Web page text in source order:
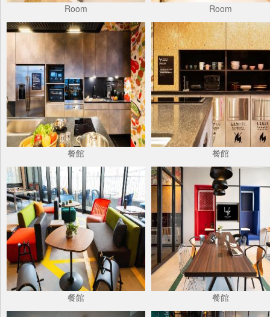
Room Room
餐館 餐館
餐館 餐館